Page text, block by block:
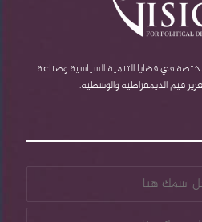
في قضايا التنمية السياسية وصناعة
قيم الديمقراطية والوسطية.